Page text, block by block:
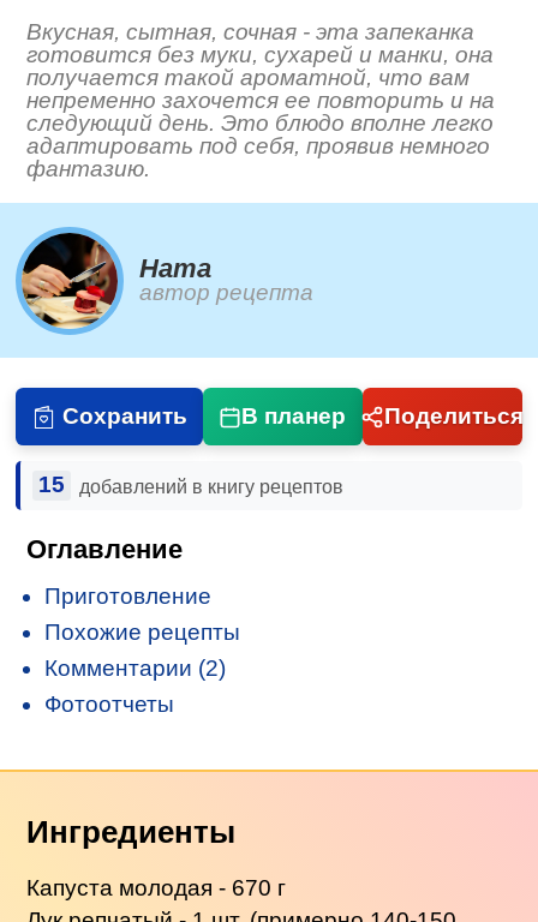
Вкусная, сытная, сочная - эта запеканка
готовится без муки, сухарей и манки, она
получается такой ароматной, что вам
непременно захочется ее повторить и на
следующий день. Это блюдо вполне легко
адаптировать под себя, проявив немного
фантазию.
Ната
автор рецепта
Сохранить В планер Поделиться
15 добавлений в книгу рецептов
Оглавление
Приготовление
Похожие рецепты
Комментарии (2)
Фотоотчеты
Ингредиенты
Капуста молодая - 670 г